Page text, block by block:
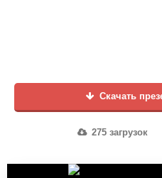
Скачать
275 загрузок